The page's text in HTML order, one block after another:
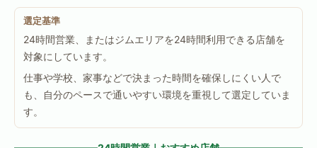
選定基準
24時間営業、またはジムエリアを24時間利用できる店舗を
対象にしています。
仕事や学校、家事などで決まった時間を確保しにくい人で
も、自分のペースで通いやすい環境を重視して選定していま
す。